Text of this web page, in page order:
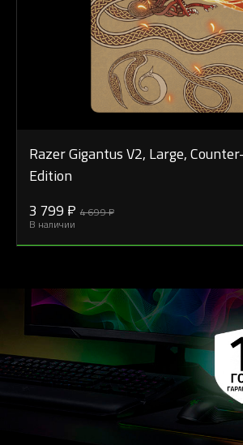
Razer Gigantus V2, Large,
Edition
3 799 ₽ 4 699 ₽
В наличии